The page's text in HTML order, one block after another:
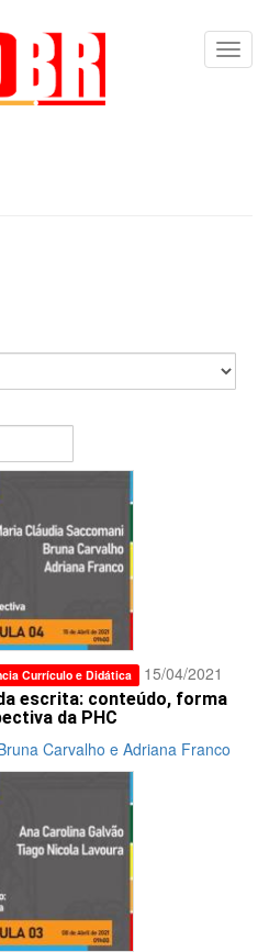
Currículo e Didática 15/04/2021
escrita: conteúdo, forma
da PHC
Carvalho e Adriana Franco